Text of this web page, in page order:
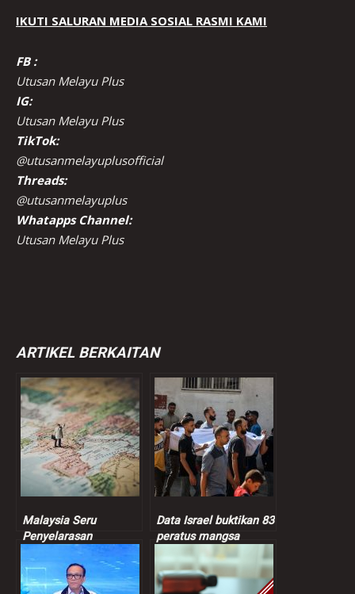
IKUTI SALURAN MEDIA SOSIAL RASMI KAMI
FB :
Utusan Melayu Plus
IG:
Utusan Melayu Plus
TikTok:
@utusanmelayuplusofficial
Threads:
@utusanmelayuplus
Whatapps Channel:
Utusan Melayu Plus
ARTIKEL BERKAITAN
Malaysia Seru
Penyelarasan
Berterusan Dalam
Proses Keamanan
Bangsamoro
Data Israel buktikan 83
peratus mangsa
dibunuh tentera Zionis
orang awam